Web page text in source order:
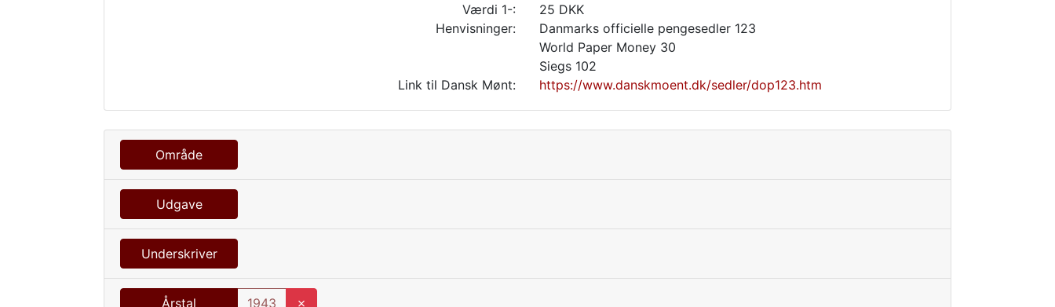
Værdi 1-:
25 DKK
Henvisninger:
Danmarks officielle pengesedler 123
World Paper Money 30
Siegs 102
Link til Dansk Mønt:
https://www.danskmoent.dk/sedler/dop123.htm
Område
Udgave
Underskriver
Årstal 1943 ✗